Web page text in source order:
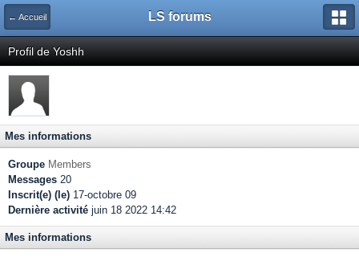
← Accueil LS forums
Profil de Yoshh
Mes informations
Groupe Members
Messages 20
Inscrit(e) (le) 17-octobre 09
Dernière activité juin 18 2022 14:42
Mes informations